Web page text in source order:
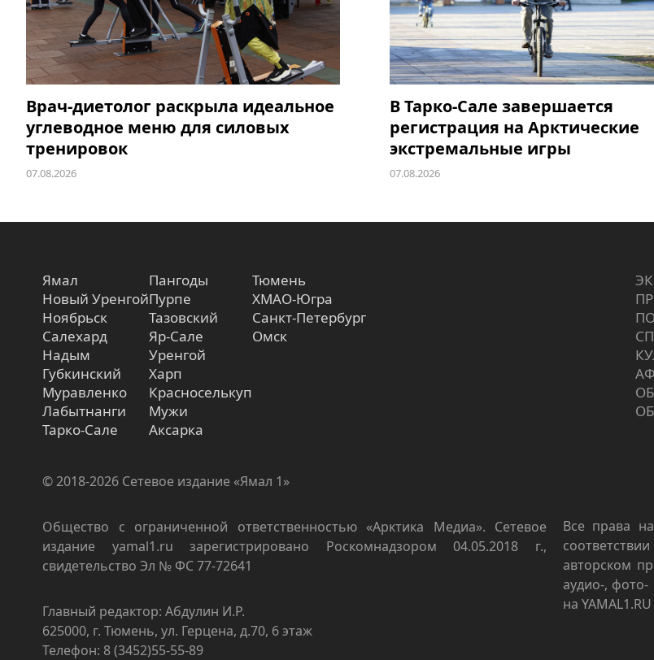
Врач-диетолог раскрыла идеальное
углеводное меню для силовых
тренировок
07.08.2026
В Тарко-Сале завершается
регистрация на Арктические
экстремальные игры
07.08.2026
Ямал
Новый Уренгой
Ноябрьск
Салехард
Надым
Губкинский
Муравленко
Лабытнанги
Тарко-Сале
Пангоды
Пурпе
Тазовский
Яр-Сале
Уренгой
Харп
Красноселькуп
Мужи
Аксарка
Тюмень
ХМАО-Югра
Санкт-Петербург
Омск
© 2018-2026 Сетевое издание «Ямал 1»
Общество с ограниченной ответственностью «Арктика Медиа». Сетевое
издание yamal1.ru зарегистрировано Роскомнадзором 04.05.2018 г.,
свидетельство Эл № ФС 77-72641
Главный редактор: Абдулин И.Р.
625000, г. Тюмень, ул. Герцена, д.70, 6 этаж
Телефон: 8 (3452)55-55-89
Все права
авторском
аудио-, фото-
на